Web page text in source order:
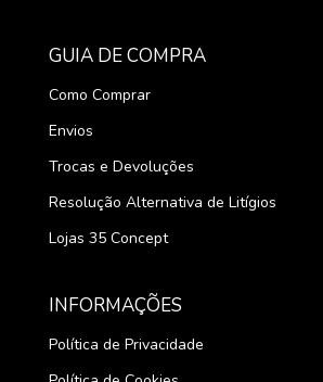
GUIA DE COMPRA
Como Comprar
Envios
Trocas e Devoluções
Resolução Alternativa de Litígios
Lojas 35 Concept
INFORMAÇÕES
Política de Privacidade